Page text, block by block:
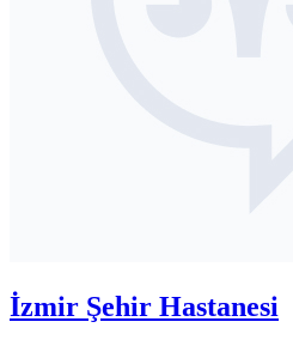
İzmir Şehir Hastanesi